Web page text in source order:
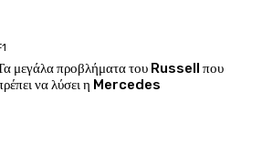
μεγάλα προβλήματα του Russell που
να λύσει η Mercedes